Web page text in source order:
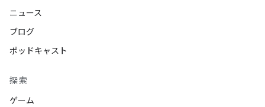
ニュース
ブログ
ポッドキャスト
探索
ゲーム